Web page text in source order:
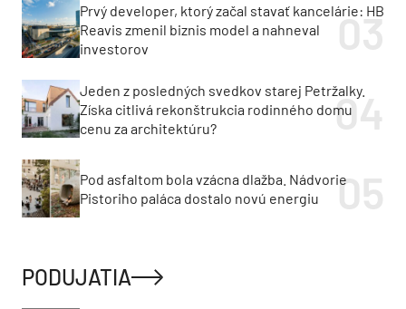
Prvý developer, ktorý začal stavať kancelárie: HB
Reavis zmenil biznis model a nahneval
investorov
Jeden z posledných svedkov starej Petržalky.
Získa citlivá rekonštrukcia rodinného domu
cenu za architektúru?
Pod asfaltom bola vzácna dlažba. Nádvorie
Pistoriho paláca dostalo novú energiu
PODUJATIA